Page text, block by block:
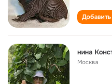
нина
Москва